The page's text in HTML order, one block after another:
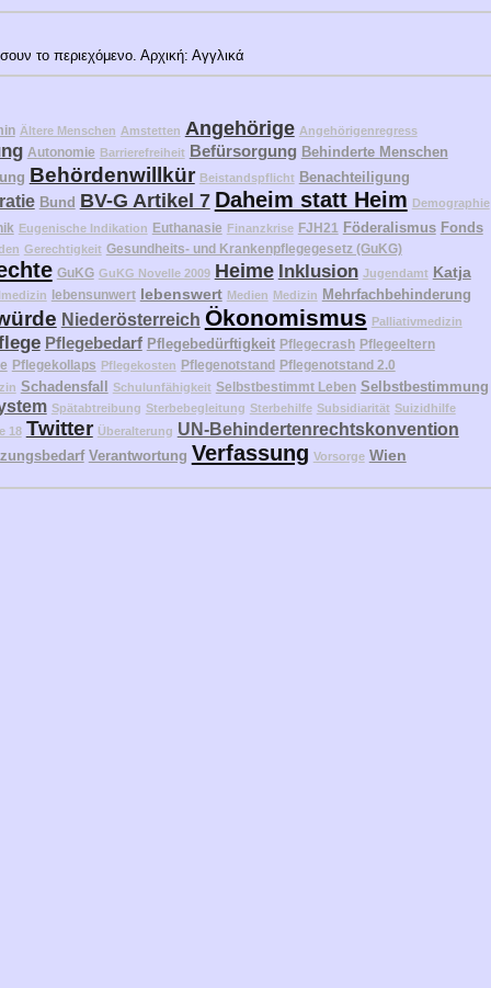
το περιεχόμενο. Αρχική: Αγγλικά
Ältere Menschen Amstetten Angehörige Angehörigenregress
Autonomie Barrierefreiheit Befürsorgung Behinderte Menschen
Behördenwillkür Beistandspflicht Benachteiligung
Bund BV-G Artikel 7 Daheim statt Heim Demographie
Eugenische Indikation Euthanasie Finanzkrise FJH21 Föderalismus Fonds
Gerechtigkeit Gesundheits- und Krankenpflegegesetz (GuKG)
GuKG GuKG Novelle 2009 Heime Inklusion Jugendamt Katja
lebensunwert lebenswert Medien Medizin Mehrfachbehinderung
Niederösterreich Ökonomismus Palliativmedizin
Pflegebedarf Pflegebedürftigkeit Pflegecrash Pflegeeltern
Pflegekollaps Pflegekosten Pflegenotstand Pflegenotstand 2.0
Schadensfall Schulunfähigkeit Selbstbestimmt Leben Selbstbestimmung
Spätabtreibung Sterbebegleitung Sterbehilfe Subsidiarität Suizidhilfe
18 Twitter Überalterung UN-Behindertenrechtskonvention
Verantwortung Verfassung Vorsorge Wien